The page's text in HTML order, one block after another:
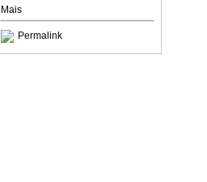
Mais
Permalink